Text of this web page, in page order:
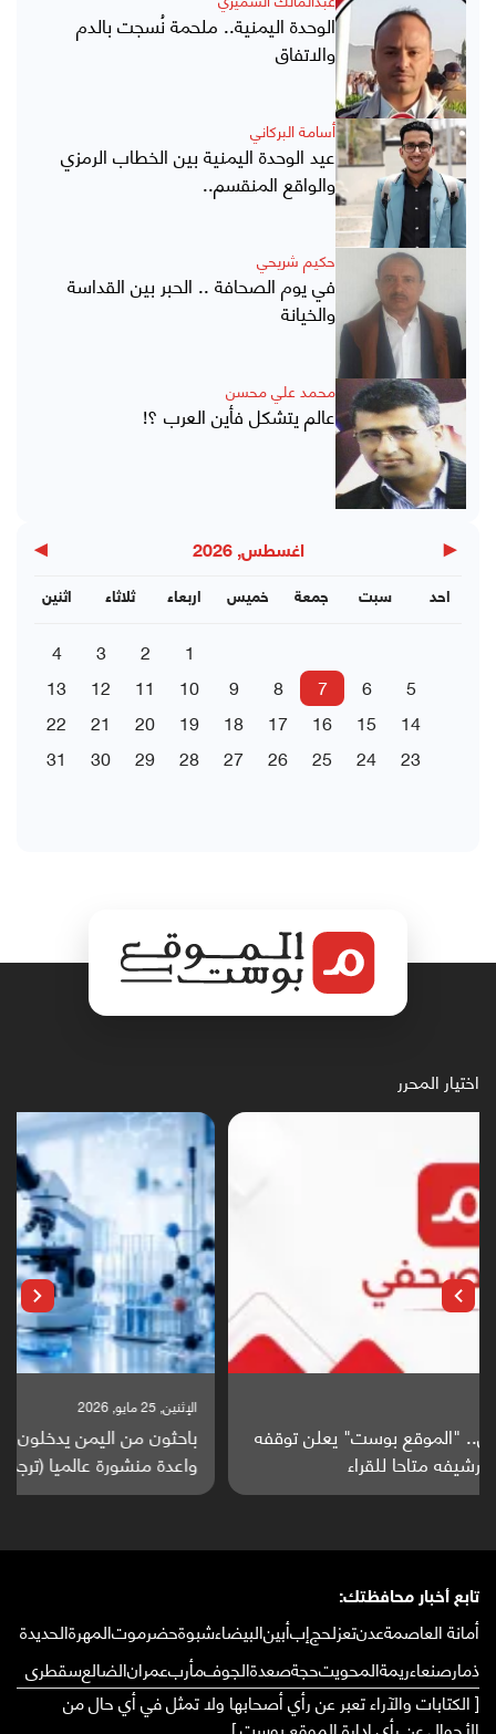
الوحدة اليمنية.. ملحمة نُسجت بالدم
والاتفاق
أسامة البركاني
عيد الوحدة اليمنية بين الخطاب الرمزي
والواقع المنقسم..
حكيم شريحي
في يوم الصحافة .. الحبر بين القداسة
والخيانة
محمد علي محسن
عالم يتشكل فأين العرب ؟!
◀ اغسطس, 2026 ▶
اثنين ثلاثاء اربعاء خميس جمعة سبت احد
1
2
3
4
5
6
7
8
9
10
11
12
13
14
15
16
17
18
19
20
21
22
23
24
25
26
27
28
29
30
31
اختيار المحرر
باحثون من اليمن يدخلون سباق أبحاث ألزهايمر بدراسة
واعدة منشورة عالميا (ترجمة)
تابع أخبار محافظتك:
أمانة العاصمةعدنتعزلحجإبأبينالبيضاءشبوةحضرموتالمهرةالحديدة
ذمارصنعاءريمةالمحويتحجةصعدةالجوفمأربعمرانالضالعسقطرى
[ الكتابات والآراء تعبر عن رأي أصحابها ولا تمثل في أي حال من